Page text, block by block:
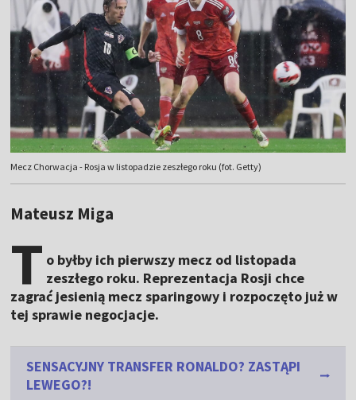
Mecz Chorwacja - Rosja w listopadzie zeszłego roku (fot. Getty)
Mateusz Miga
T o byłby ich pierwszy mecz od listopada
zeszłego roku. Reprezentacja Rosji chce
zagrać jesienią mecz sparingowy i rozpoczęto już w
tej sprawie negocjacje.
SENSACYJNY TRANSFER RONALDO? ZASTĄPI
LEWEGO?!